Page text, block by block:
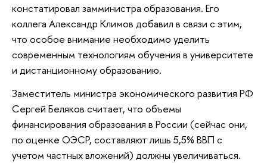
констатировал замминистра образования. Его
коллега Александр Климов добавил в связи с этим,
что особое внимание необходимо уделить
современным технологиям обучения в университете
и дистанционному образованию.
Заместитель министра экономического развития РФ
Сергей Беляков считает, что объемы
финансирования образования в России (сейчас они,
по оценке ОЭСР, составляют лишь 5,5% ВВП с
учетом частных вложений) должны увеличиваться.